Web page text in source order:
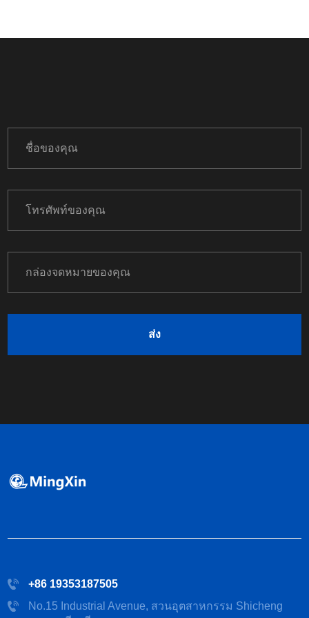
ส่ง
+86 19353187505
No.15 Industrial Avenue, สวนอุตสาหกรรม Shicheng